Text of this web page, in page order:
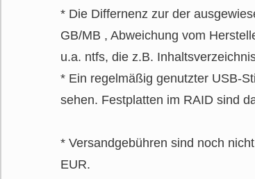
* Die Differnenz zur der
GB/MB , Abweichung vom
u.a. ntfs, die z.B.
* Ein regelmäßig genutzter USB-
sehen. Festplatten im RAID sind
* Versandgebühren sind noch
EUR.